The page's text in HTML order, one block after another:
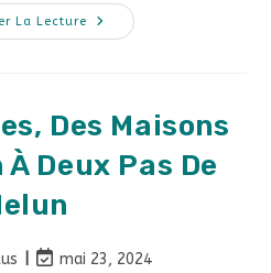
La Lecture
Des Maisons
Deux Pas De
mai 23, 2024